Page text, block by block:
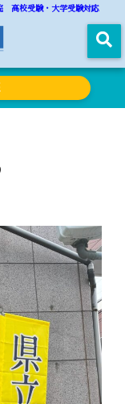
高校受験・大学受験対応